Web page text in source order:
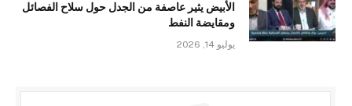
الأبيض يثير عاصفة من الجدل حول سلاح الفصائل
ومقايضة النفط
يوليو 14, 2026